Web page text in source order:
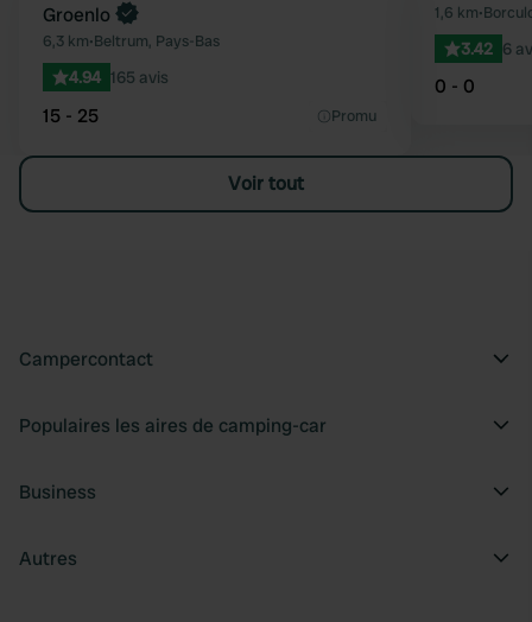
Préféré
Groenlo
6,3 km•Beltrum, Pays-Bas
4.94 165 avis
15 - 25 Promu
1,6 km•
3.42 6
0 - 0
Voir tout
Campercontact
Populaires les aires de camping-car
Business
Autres